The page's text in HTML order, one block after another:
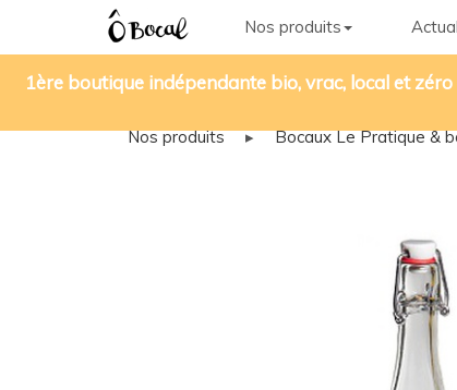
Nos produits
1ère boutique indépendante bio, vrac, local et
Nos produits ▸ Bocaux Le Pratique &